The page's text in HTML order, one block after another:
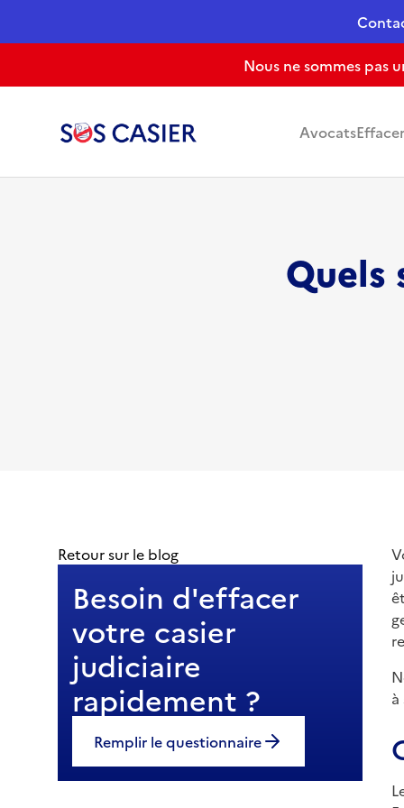
Nous ne sommes pas
Avocats
Quels
Retour sur le blog
Besoin d'effacer
votre casier
judiciaire
rapidement ?
Remplir le questionnaire